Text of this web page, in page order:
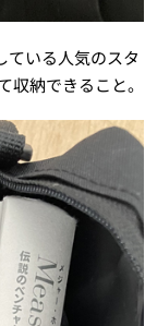
ている人気のスタ
収納できること。